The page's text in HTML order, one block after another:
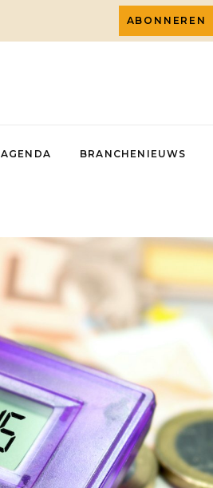
ABONNEREN
AGENDA BRANCHENIEUWS